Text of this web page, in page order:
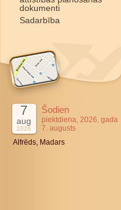
dokumenti
Sadarbība
7
aug
2026
Šodien
piektdiena, 2026. gada
7. augusts
Alfrēds, Madars